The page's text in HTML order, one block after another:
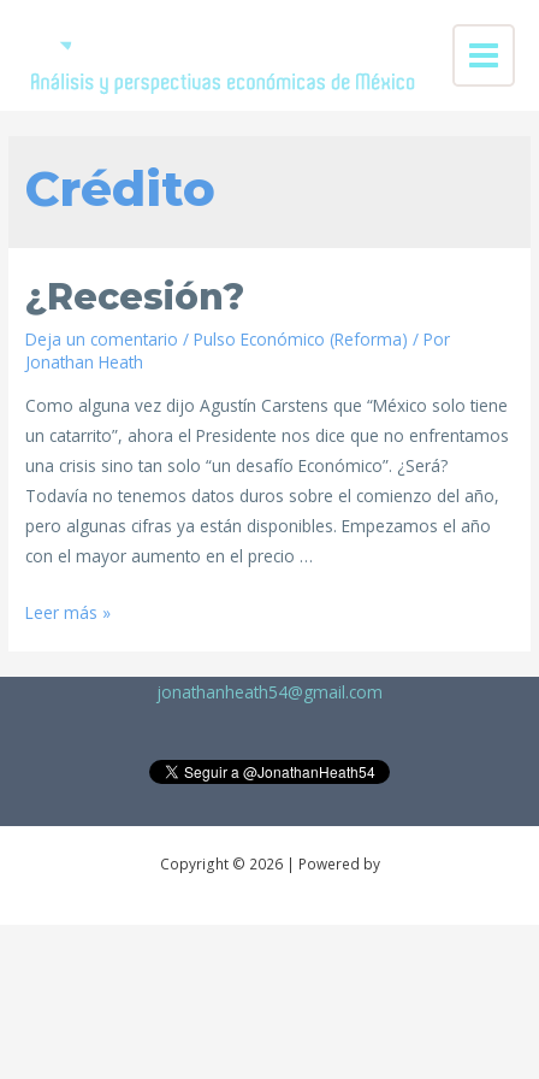
Crédito
¿Recesión?
Deja un comentario /Pulso Económico (Reforma) / Por
Jonathan Heath
Como alguna vez dijo Agustín Carstens que “México solo tiene
un catarrito”, ahora el Presidente nos dice que no enfrentamos
una crisis sino tan solo “un desafío Económico”. ¿Será?
Todavía no tenemos datos duros sobre el comienzo del año,
pero algunas cifras ya están disponibles. Empezamos el año
con el mayor aumento en el precio …
Leer más »
jonathanheath54@gmail.com
Copyright © 2026 | Powered by